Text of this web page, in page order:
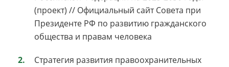
(проект) // Официальный сайт Совета при
Президенте РФ по развитию гражданского
общества и правам человека
Стратегия развития правоохранительных